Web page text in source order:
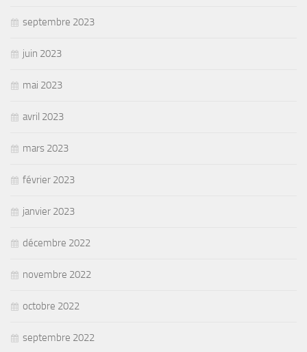
septembre 2023
juin 2023
mai 2023
avril 2023
mars 2023
février 2023
janvier 2023
décembre 2022
novembre 2022
octobre 2022
septembre 2022